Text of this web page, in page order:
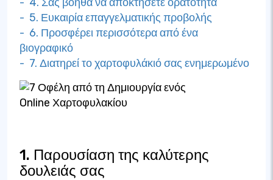
- 5. Ευκαιρία επαγγελματικής προβολής
- 6. Προσφέρει περισσότερα από ένα
βιογραφικό
- 7. Διατηρεί το χαρτοφυλάκιό σας ενημερωμένο
1. Παρουσίαση της καλύτερης
δουλειάς σας